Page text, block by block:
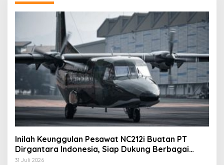
Inilah Keunggulan Pesawat NC212i Buatan PT
Dirgantara Indonesia, Siap Dukung Berbagai
Operasi TNI
31 Juli 2026